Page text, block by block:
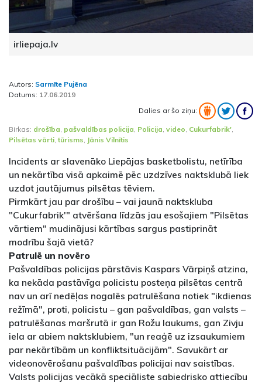
irliepaja.lv
Autors: Sarmīte Pujēna
Datums: 17.06.2019
Dalies ar šo ziņu:
Birkas: drošība pašvaldības policija Policija video Cukurfabrik'
Pilsētas vārti ,tūrisms Jānis Vilnītis
Incidents ar slavenāko Liepājas basketbolistu, netīrība
un nekārtība visā apkaimē pēc uzdzīves naktsklubā liek
uzdot jautājumus pilsētas tēviem.
Pirmkārt jau par drošību – vai jaunā naktskluba
"Cukurfabrik'" atvēršana līdzās jau esošajiem "Pilsētas
vārtiem" mudinājusi kārtības sargus pastiprināt
modrību šajā vietā?
Patrulē un novēro
Pašvaldības policijas pārstāvis Kaspars Vārpiņš atzina,
ka nekāda pastāvīga policistu posteņa pilsētas centrā
nav un arī nedēļas nogalēs patrulēšana notiek "ikdienas
režīmā", proti, policistu – gan pašvaldības, gan valsts –
patrulēšanas maršrutā ir gan Rožu laukums, gan Zivju
iela ar abiem naktsklubiem, "un reaģē uz izsaukumiem
par nekārtībām un konfliktsituācijām". Savukārt ar
videonovērošanu pašvaldības policijai nav saistības.
Valsts policijas vecākā speciāliste sabiedrisko attiecību